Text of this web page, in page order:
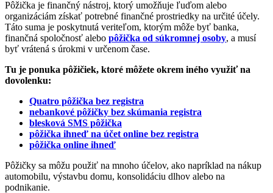
Pôžička je finančný nástroj, ktorý umožňuje ľuďom alebo
organizáciám získať potrebné finančné prostriedky na určité účely.
Táto suma je poskytnutá veriteľom, ktorým môže byť banka,
finančná spoločnosť alebo pôžička od súkromnej osoby, a musí
byť vrátená s úrokmi v určenom čase.
Tu je ponuka pôžičiek, ktoré môžete okrem iného využiť na
dovolenku:
Quatro pôžička bez registra
nebankové pôžičky bez skúmania registra
blesková SMS pôžička
pôžička ihneď na účet online bez registra
pôžička online ihneď
Pôžičky sa môžu použiť na mnoho účelov, ako napríklad na nákup
automobilu, výstavbu domu, konsolidáciu dlhov alebo na
podnikanie.